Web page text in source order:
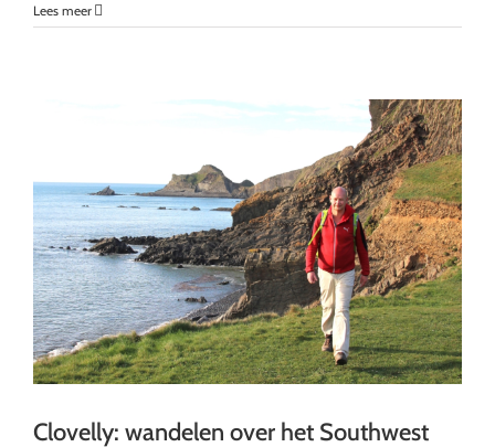
op
Lees meer
Clovelly: wandelen over het Southwest